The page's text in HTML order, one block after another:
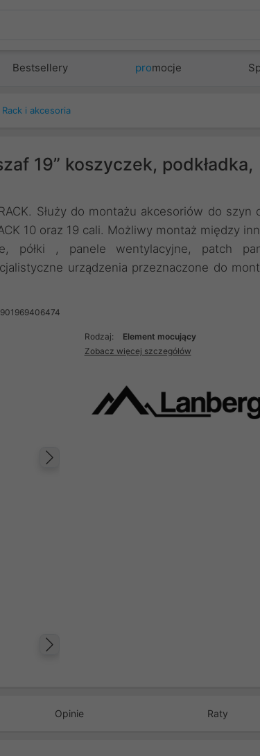
Bestsellery promocje
Rack i akcesoria
19” koszyczek, podkładka,
Służy do montażu akcesoriów do szyn
10 oraz 19 cali. Możliwy montaż między
półki , panele wentylacyjne, patch
urządzenia przeznaczone do
Rodzaj:
Element mocujący
Zobacz więcej szczegółów
Opinie Raty